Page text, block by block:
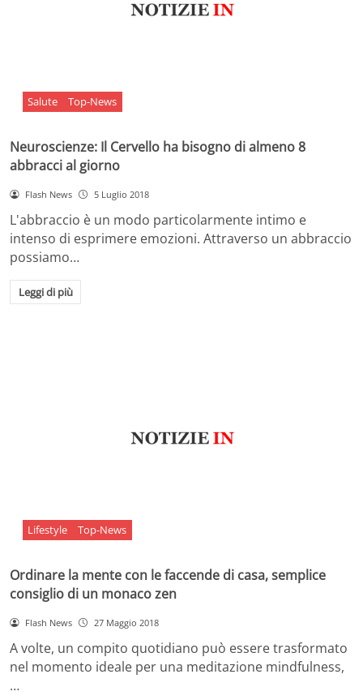
Salute Top-News
Neuroscienze: Il Cervello ha bisogno di almeno 8
abbracci al giorno
Flash News 5 Luglio 2018
L'abbraccio è un modo particolarmente intimo e
intenso di esprimere emozioni. Attraverso un abbraccio
possiamo…
Leggi di più
Lifestyle Top-News
Ordinare la mente con le faccende di casa, semplice
consiglio di un monaco zen
Flash News 27 Maggio 2018
A volte, un compito quotidiano può essere trasformato
nel momento ideale per una meditazione mindfulness,
…